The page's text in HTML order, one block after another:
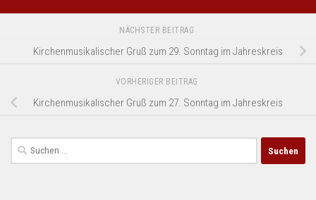
NÄCHSTER BEITRAG
Kirchenmusikalischer Gruß zum 29. Sonntag im Jahreskreis
VORHERIGER BEITRAG
Kirchenmusikalischer Gruß zum 27. Sonntag im Jahreskreis
Suchen
nach: